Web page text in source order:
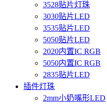
3528贴片灯珠
3030贴片LED
3535贴片LED
5050贴片LED
2020内置IC RGB
5050内置IC RGB
2835贴片LED
插件灯珠
2mm小奶嘴形LED